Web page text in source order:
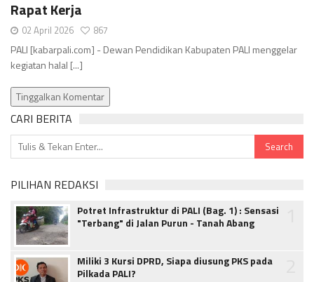
Rapat Kerja
02 April 2026 867
PALI [kabarpali.com] - Dewan Pendidikan Kabupaten PALI menggelar
kegiatan halal [...]
Tinggalkan Komentar
CARI BERITA
PILIHAN REDAKSI
Potret Infrastruktur di PALI (Bag. 1) : Sensasi
"Terbang" di Jalan Purun - Tanah Abang
Miliki 3 Kursi DPRD, Siapa diusung PKS pada
Pilkada PALI?